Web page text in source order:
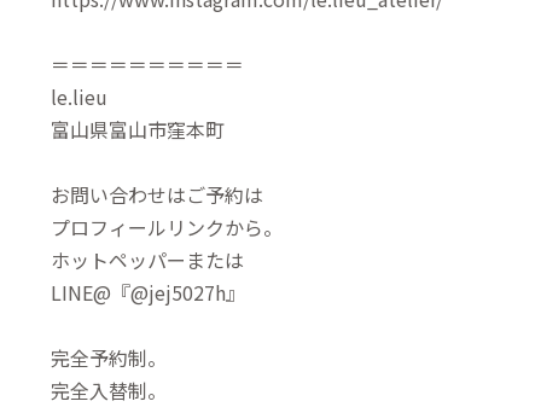
＝＝＝＝＝＝＝＝＝＝
le.lieu
富山県富山市窪本町
お問い合わせはご予約は
プロフィールリンクから。
ホットペッパーまたは
LINE@『@jej5027h』
完全予約制。
完全入替制。